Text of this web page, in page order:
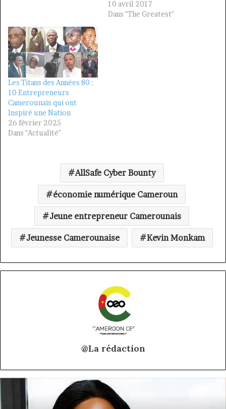
10 avril 2017
Dans "The Greatest"
Les Titans des Années 80 :
10 Entrepreneurs
Camerounais qui ont
Inspiré une Nation
26 février 2025
Dans "Actualité"
AllSafe Cyber Bounty
économie numérique Cameroun
Jeune entrepreneur Camerounais
Jeunesse Camerounaise Kevin Monkam
@La rédaction